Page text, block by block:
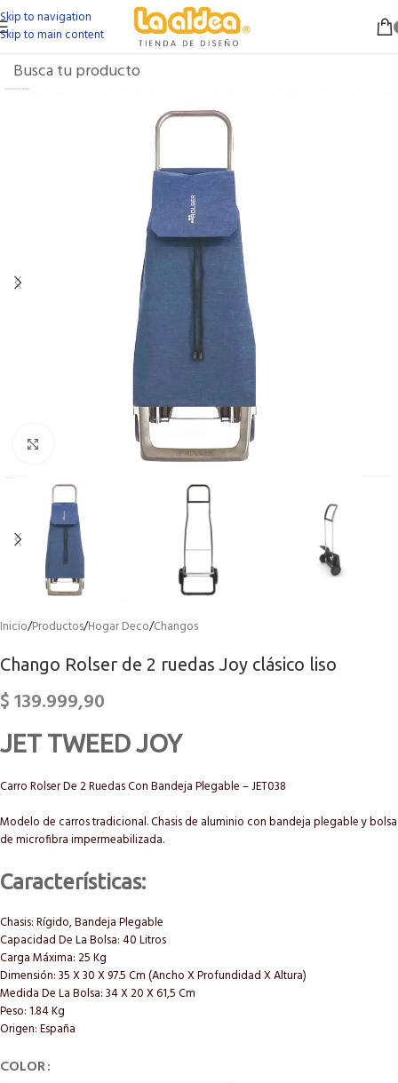
Skip to navigation
Skip to main content
Inicio/Productos/Hogar Deco/Changos
Chango Rolser de 2 ruedas Joy clásico liso
$139.999,90
JET TWEED JOY
Carro Rolser De 2 Ruedas Con Bandeja Plegable – JET038
Modelo de carros tradicional. Chasis de aluminio con bandeja plegable y bolsa
de microfibra impermeabilizada.
Características:
Chasis: Rígido, Bandeja Plegable
Capacidad De La Bolsa: 40 Litros
Carga Máxima: 25 Kg
Dimensión: 35 X 30 X 97.5 Cm (Ancho X Profundidad X Altura)
Medida De La Bolsa: 34 X 20 X 61,5 Cm
Peso: 1.84 Kg
Origen: España
COLOR